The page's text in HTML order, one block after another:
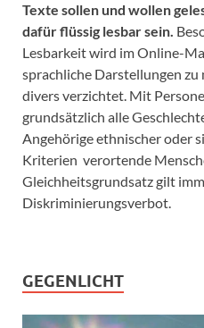
Texte sollen und wollen
dafür flüssig lesbar sein.
Lesbarkeit wird im Online-
sprachliche Darstellungen zu
divers verzichtet. Mit
grundsätzlich alle
Angehörige ethnischer oder
Kriterien verortende
Gleichheitsgrundsatz gilt
Diskriminierungsverbot.
GEGENLICHT